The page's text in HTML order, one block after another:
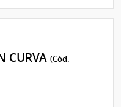
CURVA(Cód.